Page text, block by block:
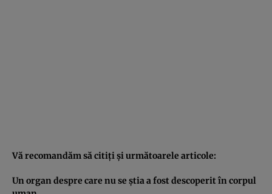
Vă recomandăm să citiţi şi următoarele articole:
Un organ despre care nu se ştia a fost descoperit în corpul